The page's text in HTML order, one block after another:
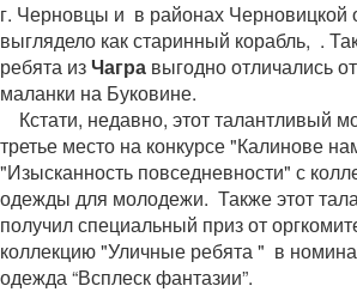
г. Черновцы и в районах Черновицкой
выглядело как старинный корабль, .
ребята изЧагра выгодно отличались
маланки на Буковине.
Кстати, недавно, этот талантливый
третье место на конкурсе "Калинове
"Изысканность повседневности" с
одежды для молодежи. Также этот
получил специальный приз от
коллекцию "Уличные ребята " в
одежда “Всплеск фантазии”.